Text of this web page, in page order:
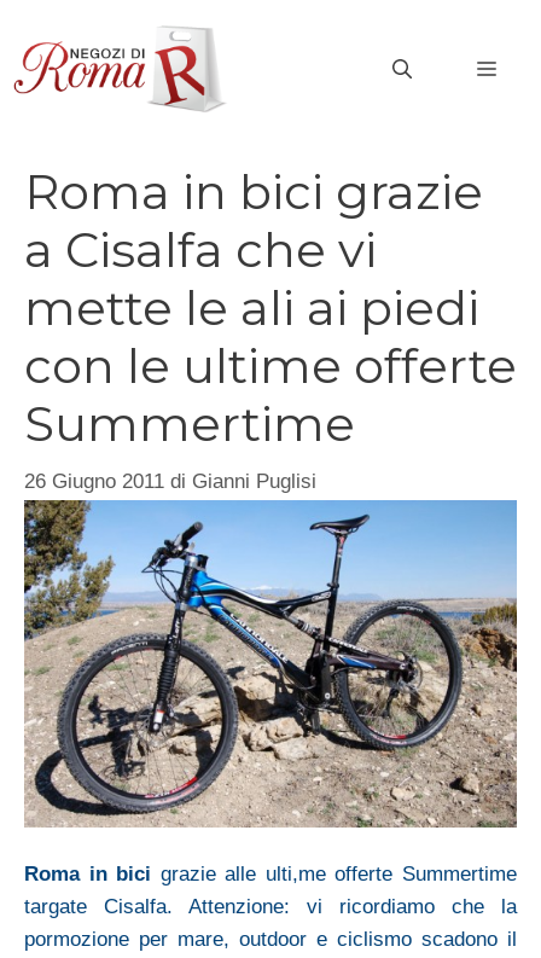
contenuto
Roma in bici grazie
a Cisalfa che vi
mette le ali ai piedi
con le ultime offerte
Summertime
26 Giugno 2011 di Gianni Puglisi
Roma in bici grazie alle ulti,me offerte Summertime
targate Cisalfa. Attenzione: vi ricordiamo che la
pormozione per mare, outdoor e ciclismo scadono il